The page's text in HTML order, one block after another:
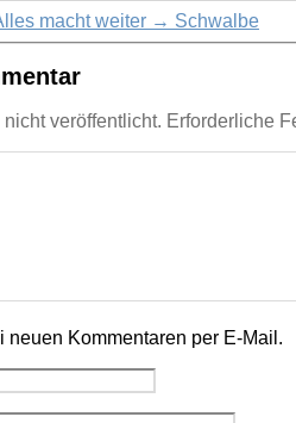
macht weiter → Schwalbe
veröffentlicht. Erforderliche
neuen Kommentaren per E-Mail.